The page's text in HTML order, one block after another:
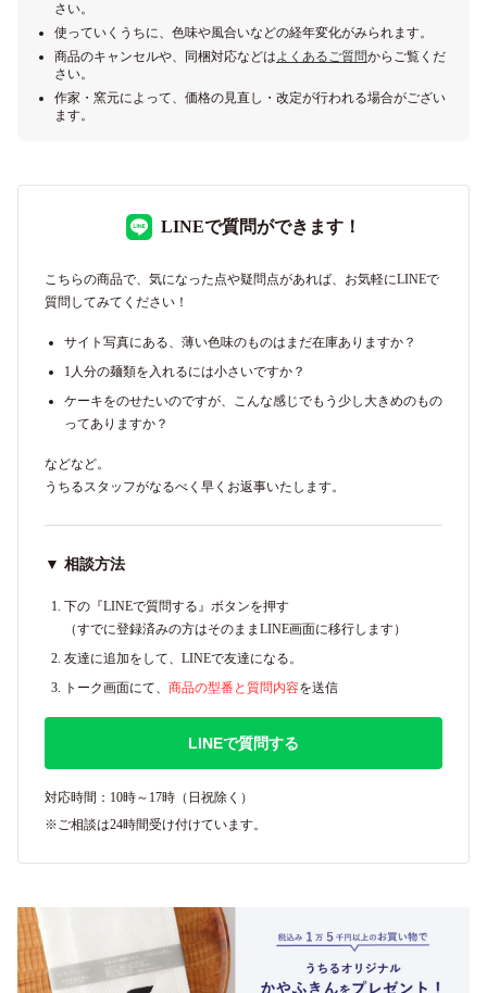
さい。
使っていくうちに、色味や風合いなどの経年変化がみられます。
商品のキャンセルや、同梱対応などはよくあるご質問からご覧くだ
さい。
作家・窯元によって、価格の見直し・改定が行われる場合がござい
ます。
LINEで質問ができます！
こちらの商品で、気になった点や疑問点があれば、お気軽にLINEで
質問してみてください！
サイト写真にある、薄い色味のものはまだ在庫ありますか？
1人分の麺類を入れるには小さいですか？
ケーキをのせたいのですが、こんな感じでもう少し大きめのもの
ってありますか？
などなど。
うちるスタッフがなるべく早くお返事いたします。
▼ 相談方法
下の『LINEで質問する』ボタンを押す
（すでに登録済みの方はそのままLINE画面に移行します）
友達に追加をして、LINEで友達になる。
トーク画面にて、 商品の型番と質問内容を送信
LINEで質問する
対応時間：10時～17時（日祝除く）
※ご相談は24時間受け付けています。